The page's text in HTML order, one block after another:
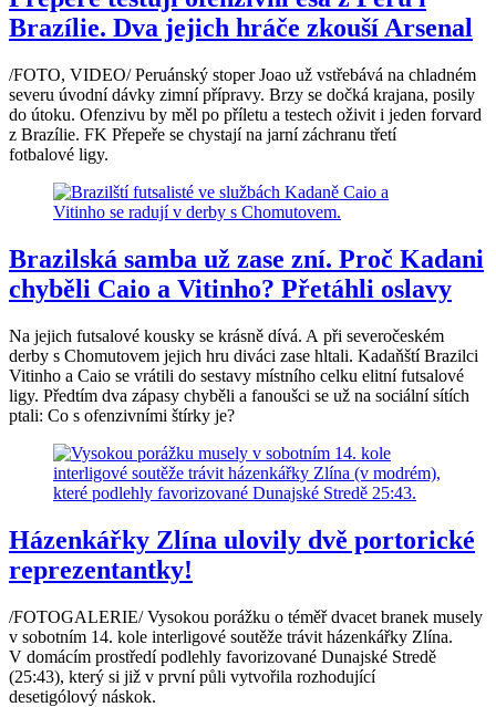
Brazílie. Dva jejich hráče zkouší Arsenal
/FOTO, VIDEO/ Peruánský stoper Joao už vstřebává na chladném
severu úvodní dávky zimní přípravy. Brzy se dočká krajana, posily
do útoku. Ofenzivu by měl po příletu a testech oživit i jeden forvard
z Brazílie. FK Přepeře se chystají na jarní záchranu třetí
fotbalové ligy.
Brazilská samba už zase zní. Proč Kadani
chyběli Caio a Vitinho? Přetáhli oslavy
Na jejich futsalové kousky se krásně dívá. A při severočeském
derby s Chomutovem jejich hru diváci zase hltali. Kadaňští Brazilci
Vitinho a Caio se vrátili do sestavy místního celku elitní futsalové
ligy. Předtím dva zápasy chyběli a fanoušci se už na sociální sítích
ptali: Co s ofenzivními štírky je?
Házenkářky Zlína ulovily dvě portorické
reprezentantky!
/FOTOGALERIE/ Vysokou porážku o téměř dvacet branek musely
v sobotním 14. kole interligové soutěže trávit házenkářky Zlína.
V domácím prostředí podlehly favorizované Dunajské Stredě
(25:43), který si již v první půli vytvořila rozhodující
desetigólový náskok.